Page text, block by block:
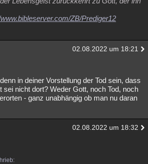
ZB/Prediger12
02.08.2022 um 18:21
in deiner Vorstellung der Tod sein, dass
sei nicht dort? Weder Gott, noch Tod, noch
- ganz unabhängig ob man nu daran
02.08.2022 um 18:32